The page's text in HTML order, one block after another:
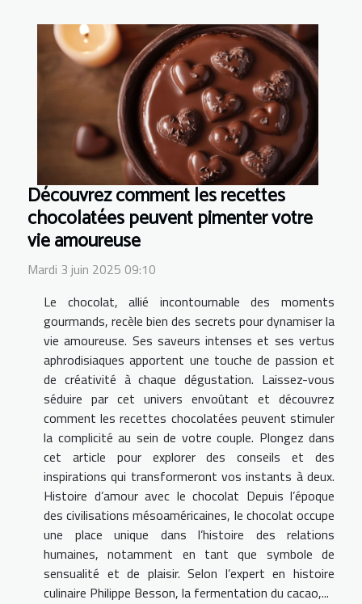
Découvrez comment les recettes
chocolatées peuvent pimenter votre
vie amoureuse
Mardi 3 juin 2025 09:10
Le chocolat, allié incontournable des moments
gourmands, recèle bien des secrets pour dynamiser la
vie amoureuse. Ses saveurs intenses et ses vertus
aphrodisiaques apportent une touche de passion et
de créativité à chaque dégustation. Laissez-vous
séduire par cet univers envoûtant et découvrez
comment les recettes chocolatées peuvent stimuler
la complicité au sein de votre couple. Plongez dans
cet article pour explorer des conseils et des
inspirations qui transformeront vos instants à deux.
Histoire d’amour avec le chocolat Depuis l’époque
des civilisations mésoaméricaines, le chocolat occupe
une place unique dans l’histoire des relations
humaines, notamment en tant que symbole de
sensualité et de plaisir. Selon l’expert en histoire
culinaire Philippe Besson, la fermentation du cacao,...